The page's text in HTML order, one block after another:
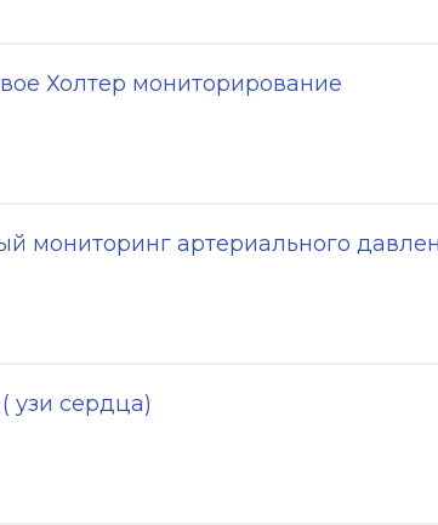
Холтер мониторирование
мониторинг артериального
узи сердца)